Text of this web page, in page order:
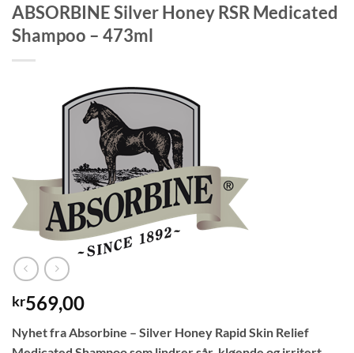
ABSORBINE Silver Honey RSR Medicated
Shampoo – 473ml
kr569,00
Nyhet fra Absorbine – Silver Honey Rapid Skin Relief